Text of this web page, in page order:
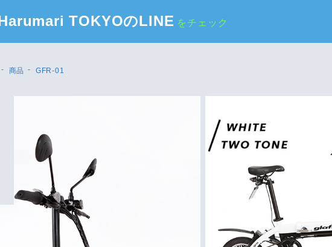
TOKYOのLINE をチェック
商品 GFR-01